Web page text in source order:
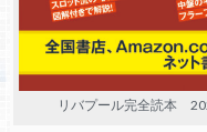
リバプール完全読本